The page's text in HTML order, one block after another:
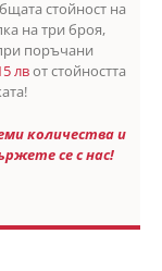
стойност на
на три броя,
поръчани
лвот стойността
количества и
се с нас!